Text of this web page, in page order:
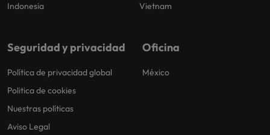
Indonesia
Vietnam
Seguridad y privacidad
Política de privacidad global
Politica de cookies
Nuestras políticas
Aviso Legal
Oficina
México